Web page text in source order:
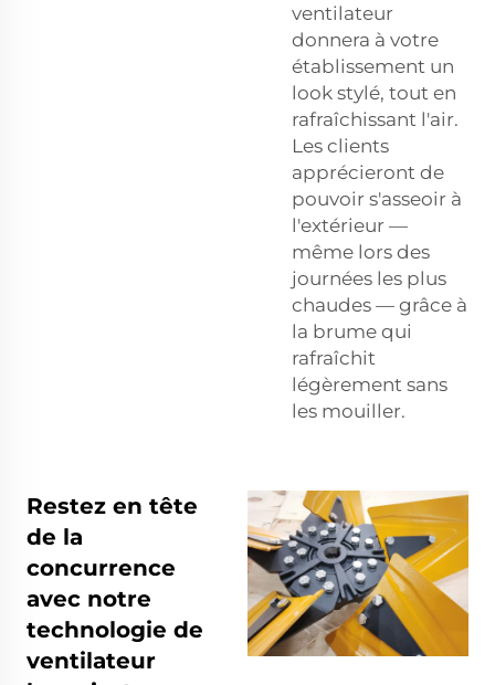
ventilateur
donnera à votre
établissement un
look stylé, tout en
rafraîchissant l'air.
Les clients
apprécieront de
pouvoir s'asseoir à
l'extérieur —
même lors des
journées les plus
chaudes — grâce à
la brume qui
rafraîchit
légèrement sans
les mouiller.
Restez en tête
de la
concurrence
avec notre
technologie de
ventilateur